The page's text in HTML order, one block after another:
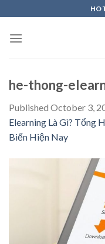
content
he-thong-
Published October 3,
Elearning Là Gì? Tổng
Biến Hiện Nay